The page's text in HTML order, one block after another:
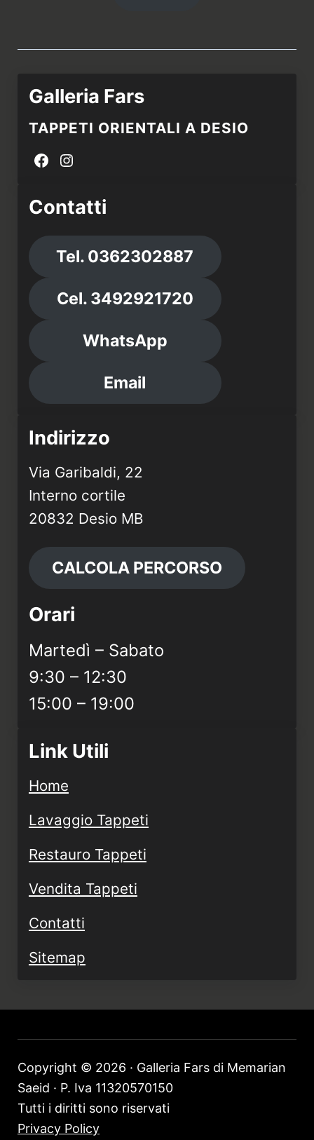
Galleria Fars
TAPPETI ORIENTALI A DESIO
Facebook
Instagram
Contatti
Tel. 0362302887
Cel. 3492921720
WhatsApp
Email
Indirizzo
Via Garibaldi, 22
Interno cortile
20832 Desio MB
CALCOLA PERCORSO
Orari
Martedì – Sabato
9:30 – 12:30
15:00 – 19:00
Link Utili
Home
Lavaggio Tappeti
Restauro Tappeti
Vendita Tappeti
Contatti
Sitemap
Copyright © 2026 · Galleria Fars di Memarian
Saeid · P. Iva 11320570150
Tutti i diritti sono riservati
Privacy Policy